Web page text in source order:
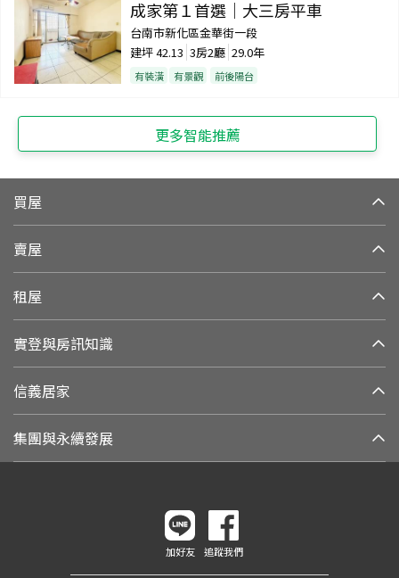
成家第１首選｜大三房平車
台南市新化區金華街一段
建坪42.13 3房2廳 29.0年
有裝潢 有景觀 前後陽台
更多智能推薦
買屋
賣屋
租屋
實登與房訊知識
信義居家
集團與永續發展
加好友 追蹤我們